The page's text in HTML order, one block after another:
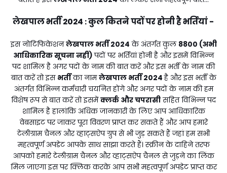
लेखपाल भर्ती 2024 :कुल कितने पदों पर होनी है भर्तियां -
इस नोटिफिकेशनलेखपाल भर्ती 2024 के अंतर्गत कुल 8800 (अभी
आधिकारिक सूचना नही)पदों पर भर्तियां होनी है और इसमें विभिन्न
पद शामिल है अगर पदों के नाम की बात करें और इस भर्ती के नाम की
बात करें तो इस भर्तीका नामलेखपाल भर्ती 2024है और इस भर्ती के
अंतर्गत विभिन्न कर्मचारी चयनित होंगे और अगर पदों के नाम की हम
विशेष रूप से बात करें तो इसमेंक्लर्क और चपरासीसहित विभिन्न पद
शामिल है हालांकि अधिक जानकारी के लिए आप आधिकारिक
वेबसाइट पर जाकर पूरा विवरण प्राप्त कर सकते हैं और आप हमारे
टेलीग्राम चैनल और व्हाट्सऐप ग्रुप से भी जुड़ सकते हैं जहां हम सभी
महत्वपूर्ण अपडेट आपके साथ साझा करते हैं। स्क्रीन के दाहिने तरफ
आपको हमारे टेलीग्राम चैनल और व्हाट्सऐप चैनल से जुड़ने का लिंक
मिल जाएगा इस पर क्लिक करके आप सभी महत्वपूर्ण अपडेट प्राप्त कर